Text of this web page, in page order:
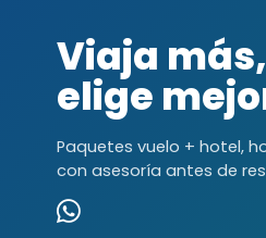
Viaja más,
elige
Paquetes vuelo + hotel,
con asesoría antes de